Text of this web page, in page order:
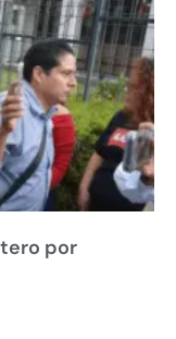
por